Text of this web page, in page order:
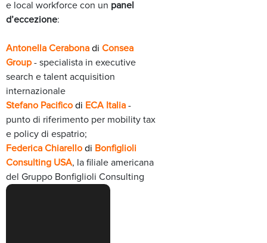
e local workforce con un panel
d’eccezione:
Antonella Cerabona di Consea
Group - specialista in executive
search e talent acquisition
internazionale
Stefano Pacifico di ECA Italia -
punto di riferimento per mobility tax
e policy di espatrio;
Federica Chiarello di Bonfiglioli
Consulting USA, la filiale americana
del Gruppo Bonfiglioli Consulting